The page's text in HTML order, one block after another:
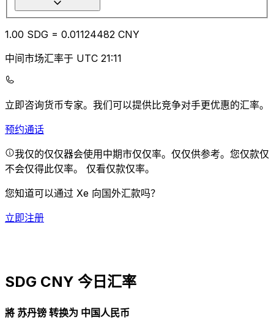
1.00 SDG = 0.01124482 CNY
中间市场汇率于 UTC 21:11
立即咨询货币专家。 我们可以提供比竞争对手更优惠的汇率。
预约通话
我仅的仅仅器会使用中期市仅仅率。仅仅供参考。您仅款仅
不会仅得此仅率。 仅看仅款仅率。
您知道可以通过 Xe 向国外汇款吗？
立即注册
SDG CNY 今日汇率
將 苏丹镑 转换为 中国人民币